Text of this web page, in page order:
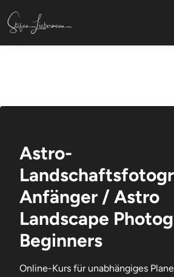
Astro-
Anfänger / Astro
Landscape
Beginners
Online-Kurs für unabhängiges